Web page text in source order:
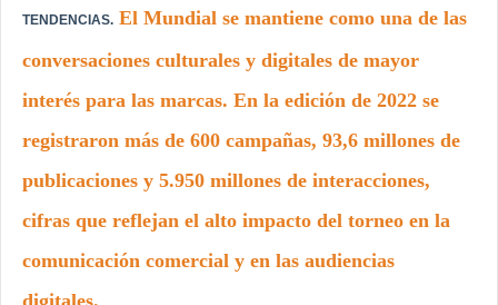
TENDENCIAS. El Mundial se mantiene como una de las
conversaciones culturales y digitales de mayor
interés para las marcas. En la edición de 2022 se
registraron más de 600 campañas, 93,6 millones de
publicaciones y 5.950 millones de interacciones,
cifras que reflejan el alto impacto del torneo en la
comunicación comercial y en las audiencias